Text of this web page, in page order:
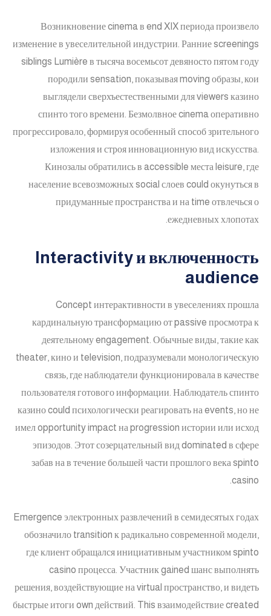
Возникновение cinema в end XIX периода произвело
изменение в увеселительной индустрии. Ранние screenings
siblings Lumière в тысяча восемьсот девяносто пятом году
породили sensation, показывая moving образы, кои
выглядели сверхъестественными для viewers казино
спинто того времени. Безмолвное cinema оперативно
прогрессировало, формируя особенный способ зрительного
изложения и строя инновационную вид искусства.
Кинозалы обратились в accessible места leisure, где
население всевозможных social слоев could окунуться в
придуманные пространства и на time отвлечься о
ежедневных хлопотах.
Interactivity и включенность
audience
Concept интерактивности в увеселениях прошла
кардинальную трансформацию от passive просмотра к
деятельному engagement. Обычные виды, такие как
theater, кино и television, подразумевали монологическую
связь, где наблюдатели функционировала в качестве
пользователя готового информации. Наблюдатель спинто
казино could психологически реагировать на events, но не
имел opportunity impact на progression истории или исход
эпизодов. Этот созерцательный вид dominated в сфере
забав на в течение большей части прошлого века spinto
casino.
Emergence электронных развлечений в семидесятых годах
обозначило transition к радикально современной модели,
где клиент обращался инициативным участником spinto
casino процесса. Участник gained шанс выполнять
решения, воздействующие на virtual пространство, и видеть
быстрые итоги own действий. This взаимодействие created